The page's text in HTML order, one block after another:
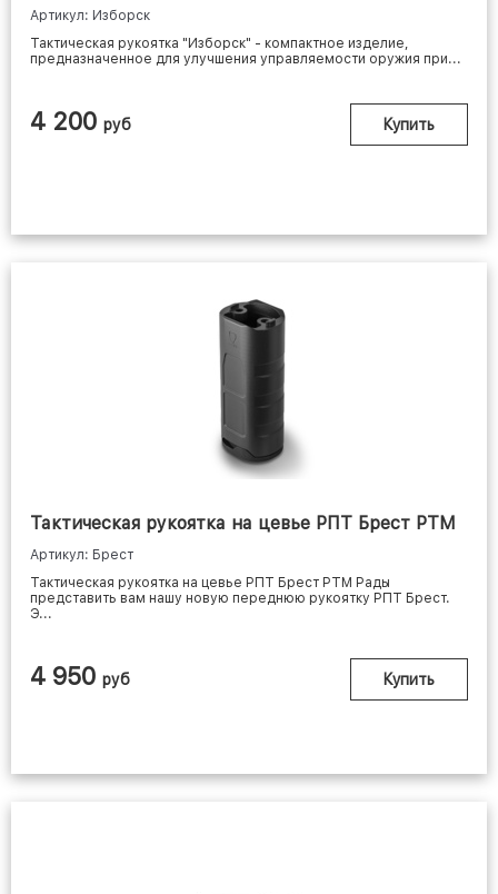
Артикул: Изборск
Тактическая рукоятка "Изборск" - компактное изделие,
предназначенное для улучшения управляемости оружия при...
4 200 руб Купить
Тактическая рукоятка на цевье РПТ Брест РТМ
Артикул: Брест
Тактическая рукоятка на цевье РПТ Брест РТМ Рады
представить вам нашу новую переднюю рукоятку РПТ Брест.
Э...
4 950 руб Купить